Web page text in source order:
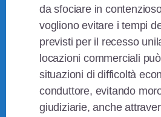
da sfociare in
vogliono evitare i tempi
previsti per il recesso
locazioni commerciali
situazioni di difficoltà
conduttore, evitando
giudiziarie, anche